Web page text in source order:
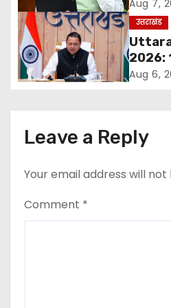
v
i
g
t
i
o
Aug 7,
उत्तराखंड
2026:
सीएम
Aug 6,
Leave a Reply
Your email address will not
Comment *